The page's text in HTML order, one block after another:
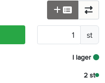
st
I lager
2 st